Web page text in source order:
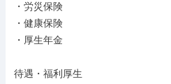
・労災保険
・健康保険
・厚生年金
待遇・福利厚生